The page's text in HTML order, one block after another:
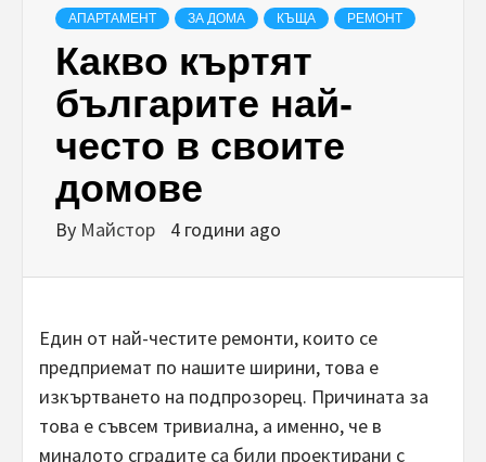
АПАРТАМЕНТ ЗА ДОМА КЪЩА РЕМОНТ
Какво къртят
българите най-
често в своите
домове
By Майстор 4 години ago
Един от най-честите ремонти, които се
предприемат по нашите ширини, това е
изкъртването на подпрозорец. Причината за
това е съвсем тривиална, а именно, че в
миналото сградите са били проектирани с